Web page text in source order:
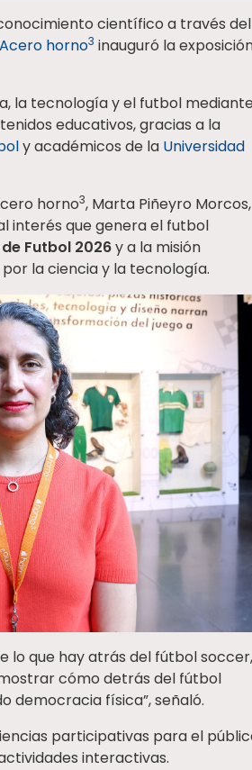
científico a través del
horno3 inauguró la
la tecnología y el futbol
educativos, gracias a la
y académicos de la Universidad
horno3, Marta Piñeyro Morcos,
interés que genera el futbol
Futbol 2026y a la misión
la ciencia y la tecnología.
lo que hay atrás del fútbol soccer,
cómo detrás del fútbol
democracia física”, señaló.
participativas para el
interactivas.